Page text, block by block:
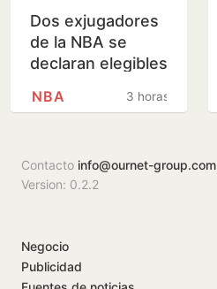
Dos exjugadores
de la NBA se
declaran elegibles
liga femenina3 horas
NBA
Contacto info@ournet-group.com
Version: 0.2.2
Negocio
Publicidad